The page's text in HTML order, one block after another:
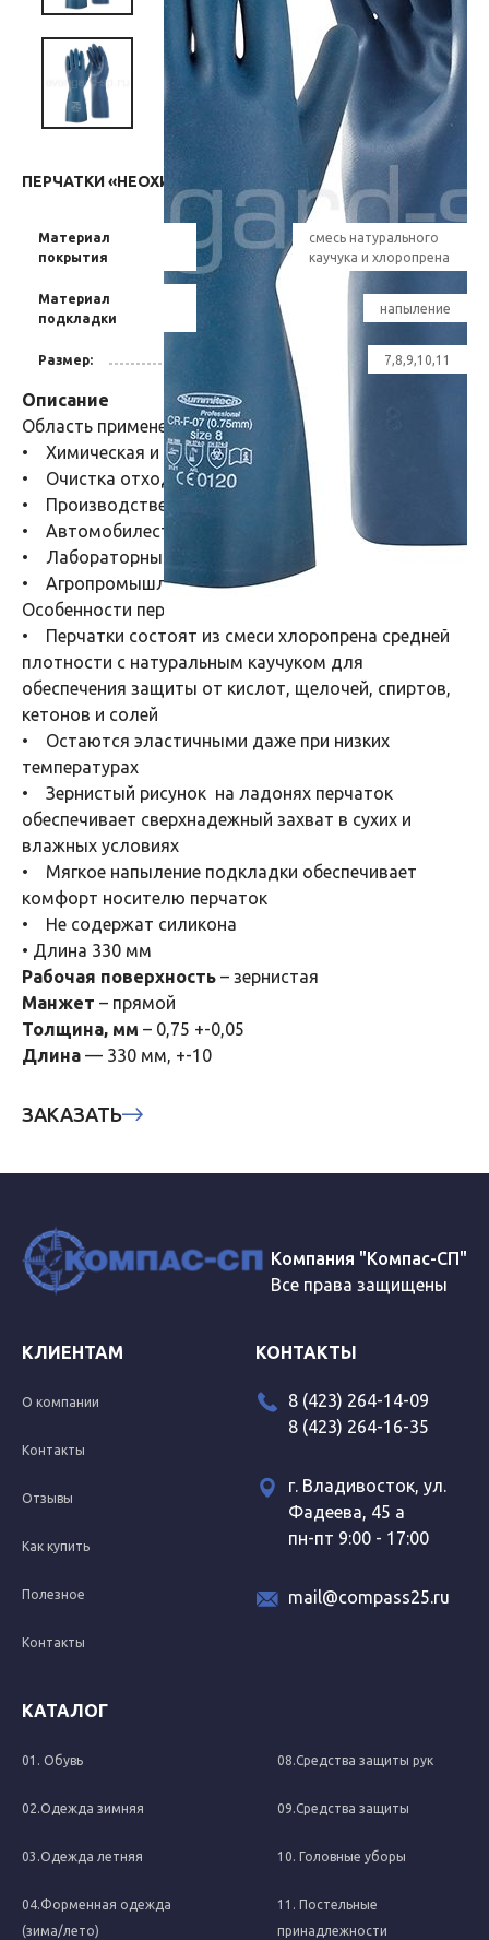
ПЕРЧАТКИ «НЕОХИМ» (CR-F-07) — 368 РУБ.
Материал
покрытия
смесь натурального
каучука и хлоропрена
Материал
подкладки
напыление
Размер: 7,8,9,10,11
Описание
Область применения перчаток:
• Химическая и нефтехимическая промышленность
• Очистка отходов и сточных вод
• Производственное обслуживание
• Автомобилестроение
• Лабораторный анализ
• Агропромышленный комплекс
Особенности перчаток:
• Перчатки состоят из смеси хлоропрена средней
плотности с натуральным каучуком для
обеспечения защиты от кислот, щелочей, спиртов,
кетонов и солей
• Остаются эластичными даже при низких
температурах
• Зернистый рисунок на ладонях перчаток
обеспечивает сверхнадежный захват в сухих и
влажных условиях
• Мягкое напыление подкладки обеспечивает
комфорт носителю перчаток
• Не содержат силикона
• Длина 330 мм
Рабочая поверхность – зернистая
Манжет – прямой
Толщина, мм – 0,75 +-0,05
Длина — 330 мм, +-10
ЗАКАЗАТЬ
Компания "Компас-СП"
Все права защищены
КАТАЛОГ
01. Обувь
02.Одежда зимняя
03.Одежда летняя
04.Форменная одежда
(зима/лето)
08.Средства защиты рук
09.Средства защиты
10. Головные уборы
11. Постельные
принадлежности
КЛИЕНТАМ
О компании
Контакты
Отзывы
Как купить
Полезное
Контакты
КОНТАКТЫ
8 (423) 264-14-09
8 (423) 264-16-35
г. Владивосток, ул.
Фадеева, 45 а
пн-пт 9:00 - 17:00
mail@compass25.ru